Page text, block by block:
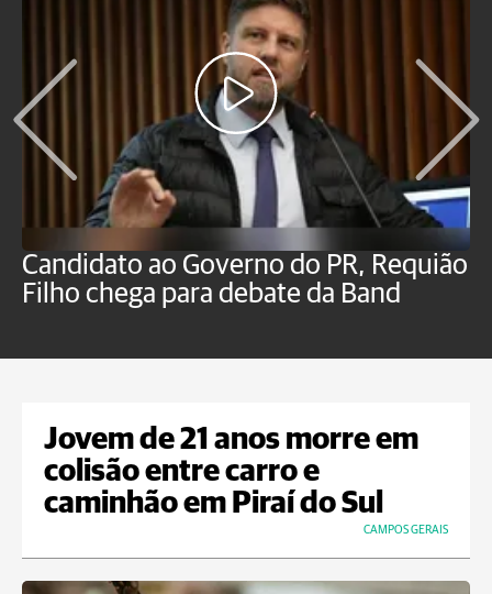
Candidato ao Governo do PR, Requião
Filho chega para debate da Band
Jovem de 21 anos morre em
colisão entre carro e
caminhão em Piraí do Sul
CAMPOS GERAIS